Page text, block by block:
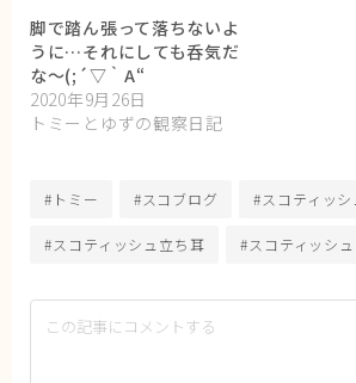
脚で踏ん張って落ちないよ
うに…それにしても呑気だ
な〜(;´▽｀A“
2020年9月26日
トミーとゆずの観察日記
#トミー #スコブログ #スコティッ
#スコティッシュ立ち耳 #スコティッシュ